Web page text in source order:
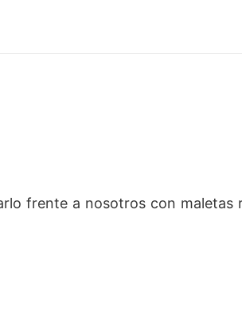
frente a nosotros con maletas